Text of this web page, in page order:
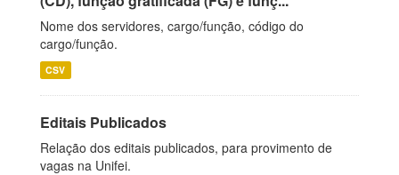
Nome dos servidores, cargo/função, código do
cargo/função.
CSV
Editais Publicados
Relação dos editais publicados, para provimento de
vagas na Unifei.